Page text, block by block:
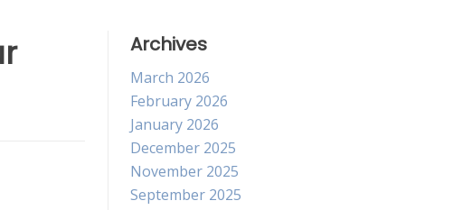
Archives
March 2026
February 2026
January 2026
December 2025
November 2025
September 2025